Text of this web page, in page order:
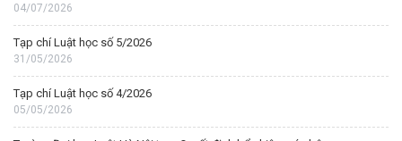
04/07/2026
Tạp chí Luật học số 5/2026
31/05/2026
Tạp chí Luật học số 4/2026
05/05/2026